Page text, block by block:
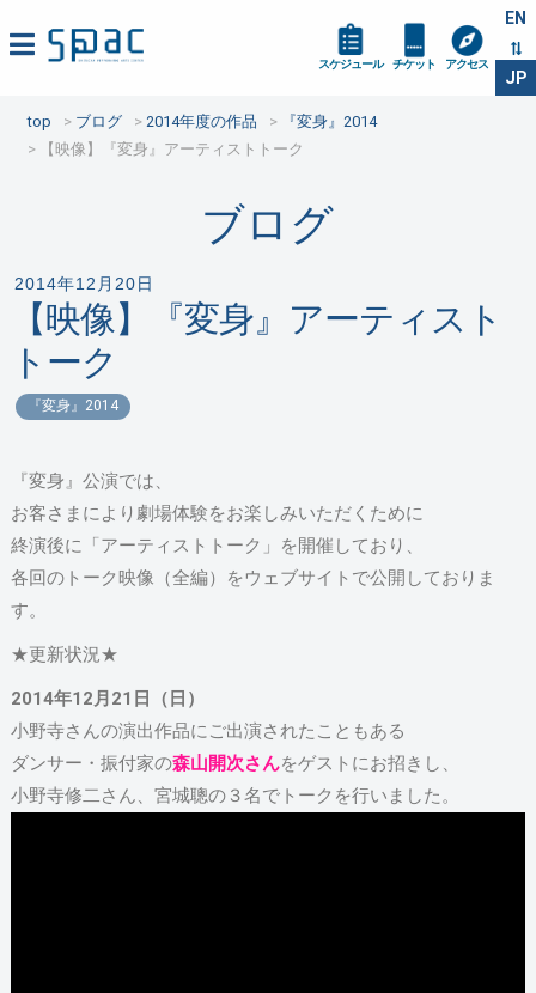
EN
JP
スケジュール チケット アクセス
top ブログ 2014年度の作品
『変身』2014
【映像】『変身』アーティストトーク
ブログ
2014年12月20日
【映像】『変身』アーティスト
トーク
『変身』2014
『変身』公演では、
お客さまにより劇場体験をお楽しみいただくために
終演後に「アーティストトーク」を開催しており、
各回のトーク映像（全編）をウェブサイトで公開しておりま
す。
★更新状況★
2014年12月21日（日）
小野寺さんの演出作品にご出演されたこともある
ダンサー・振付家の森山開次さんをゲストにお招きし、
小野寺修二さん、宮城聰の３名でトークを行いました。